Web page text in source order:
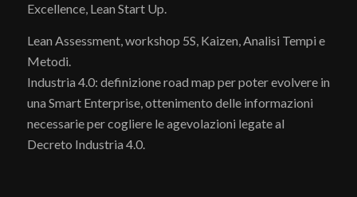
Excellence, Lean Start Up.
Lean Assessment, workshop 5S, Kaizen, Analisi Tempi e
Metodi.
Industria 4.0: definizione road map per poter evolvere in
una Smart Enterprise, ottenimento delle informazioni
necessarie per cogliere le agevolazioni legate al
Decreto Industria 4.0.